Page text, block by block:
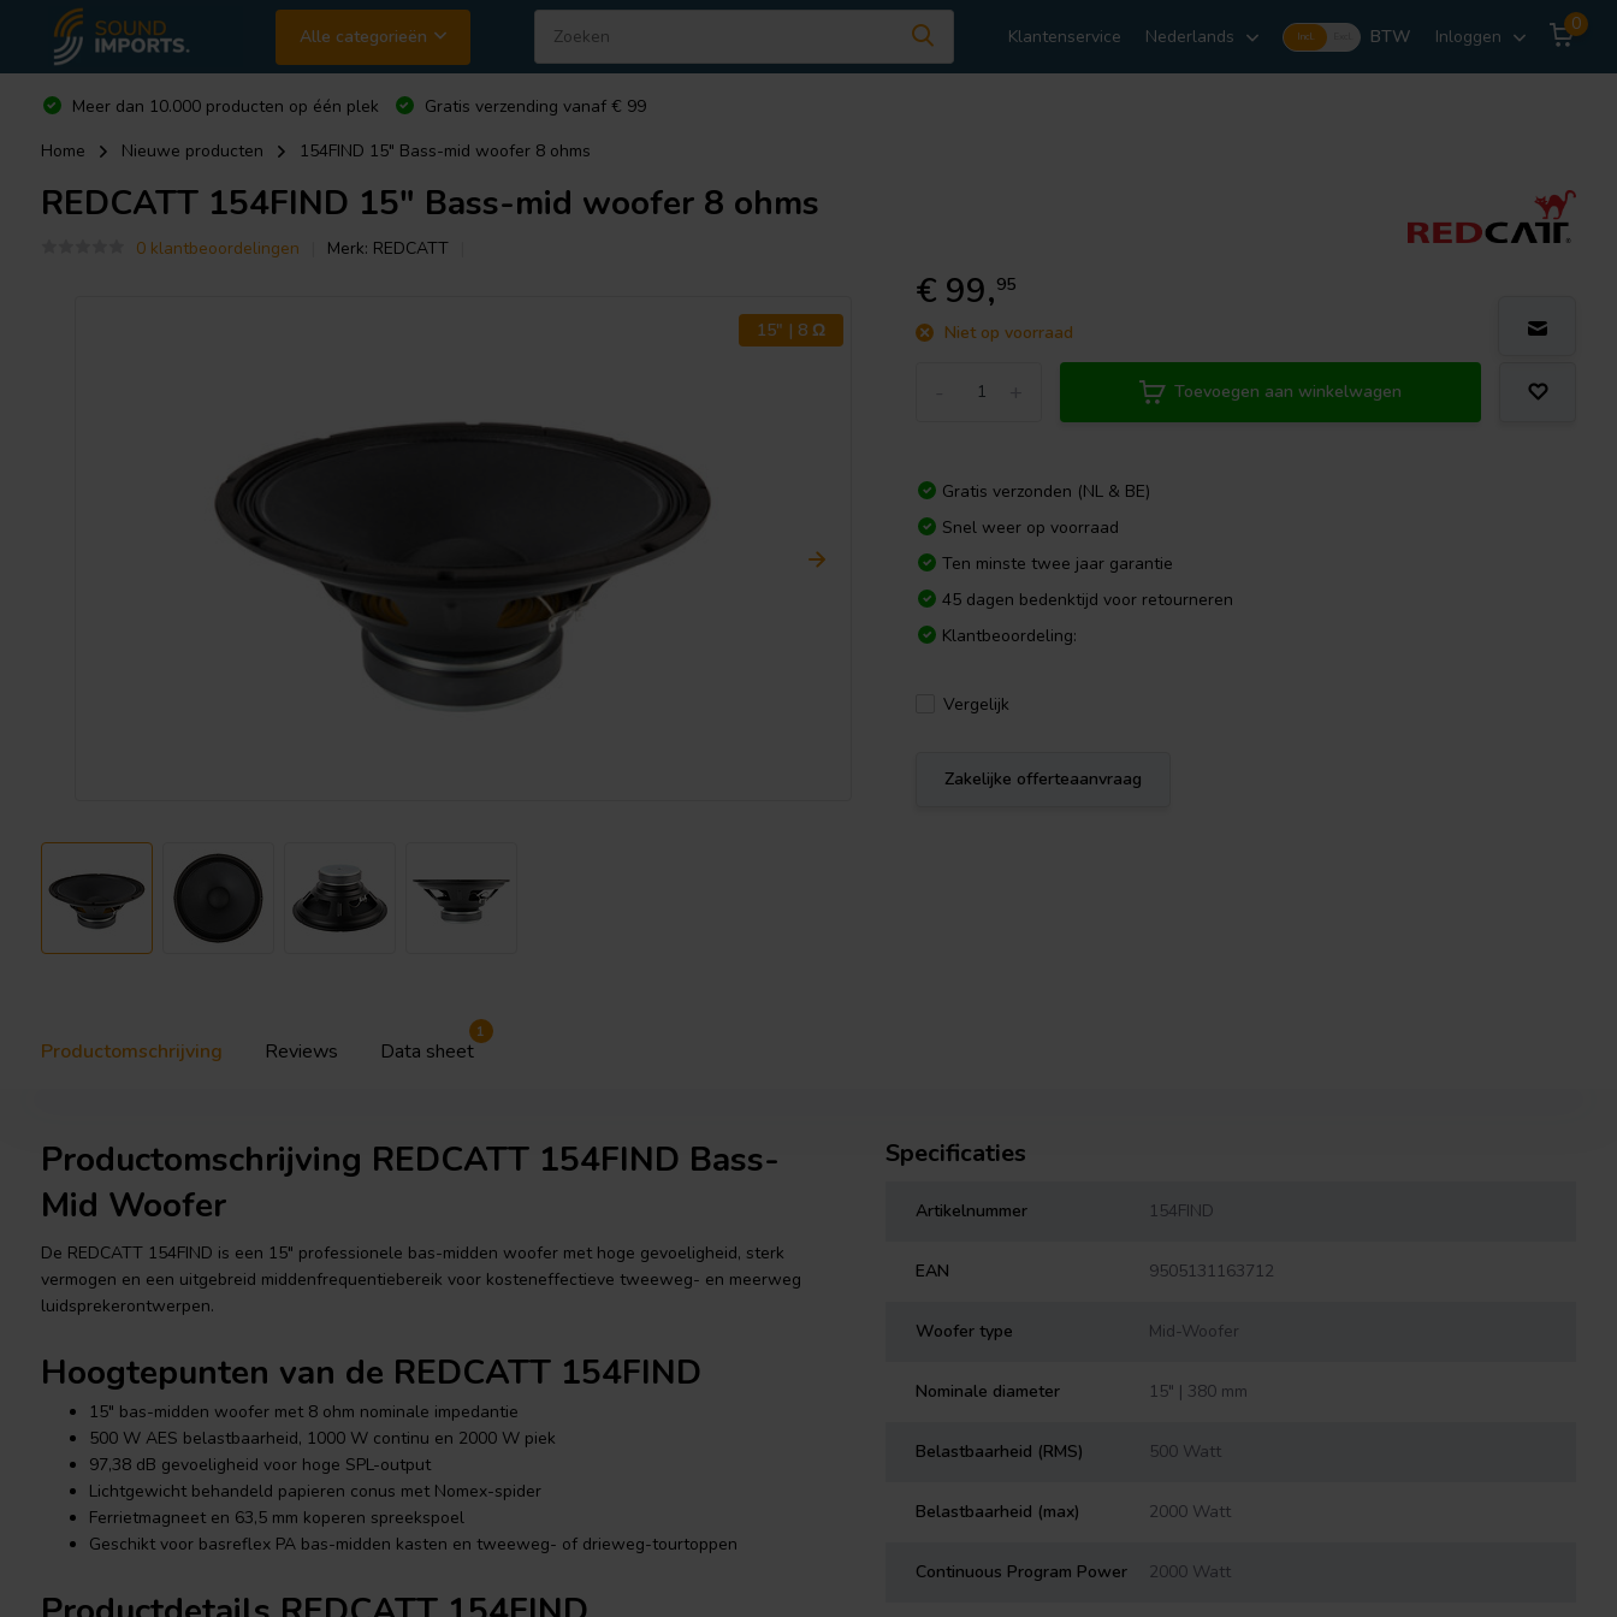
Alle categorieën Klantenservice Nederlands Incl. BTW Inloggen
0
Meer dan 10.000 producten op één plek
Gratis verzending vanaf € 99
Home
Nieuwe producten 154FIND 15" Bass-mid woofer 8 ohms
REDCATT154FIND 15" Bass-mid woofer 8 ohms
0 klantbeoordelingen Merk: REDCATT
15" | 8 Ω
€ 99,95
Niet op voorraad
Toevoegen aan winkelwagen
Gratis verzonden (NL & BE)
Snel weer op voorraad
Ten minste twee jaar garantie
45 dagen bedenktijd voor retourneren
Klantbeoordeling:
Vergelijk
Zakelijke offerteaanvraag
Productomschrijving Reviews Data sheet
1
Productomschrijving REDCATT 154FIND Bass-
Mid Woofer
De REDCATT 154FIND is een 15" professionele bas-midden woofer met hoge gevoeligheid, sterk
vermogen en een uitgebreid middenfrequentiebereik voor kosteneffectieve tweeweg- en meerweg
luidsprekerontwerpen.
Hoogtepunten van de REDCATT 154FIND
15" bas-midden woofer met 8 ohm nominale impedantie
500 W AES belastbaarheid, 1000 W continu en 2000 W piek
97,38 dB gevoeligheid voor hoge SPL-output
Lichtgewicht behandeld papieren conus met Nomex-spider
Ferrietmagneet en 63,5 mm koperen spreekspoel
Geschikt voor basreflex PA bas-midden kasten en tweeweg- of drieweg-tourtoppen
Specificaties
Artikelnummer 154FIND
EAN 9505131163712
Woofer type Mid-Woofer
Nominale diameter 15" | 380 mm
Belastbaarheid (RMS) 500 Watt
Belastbaarheid (max) 2000 Watt
Continuous Program Power 2000 Watt